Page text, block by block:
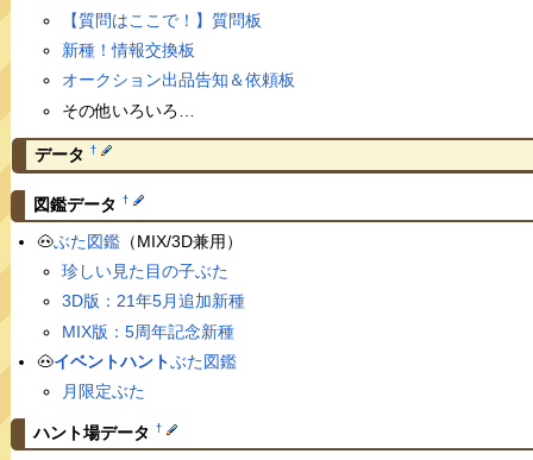
【質問はここで！】質問板
新種！情報交換板
オークション出品告知＆依頼板
その他いろいろ…
データ †
図鑑データ †
🐽ぶた図鑑（MIX/3D兼用）
珍しい見た目の子ぶた
3D版：21年5月追加新種
MIX版：5周年記念新種
🐽イベントハントぶた図鑑
月限定ぶた
ハント場データ †